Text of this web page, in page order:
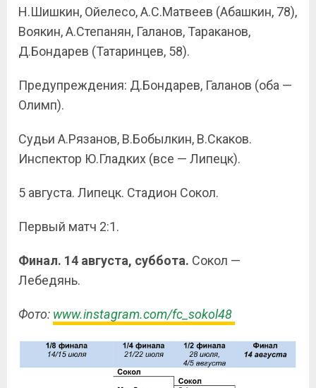
Н.Шишкин, Ойелесо, А.С.Матвеев (Абашкин, 78),
Воякин, А.Степанян, Галанов, Тараканов,
Д.Бондарев (Татаринцев, 58).
Предупреждения: Д.Бондарев, Галанов (оба —
Олимп).
Судьи А.Рязанов, В.Бобылкин, В.Скаков.
Инспектор Ю.Гладких (все — Липецк).
5 августа. Липецк. Стадион Сокол.
Первый матч 2:1.
Финал. 14 августа, суббота. Сокол —
Лебедянь.
Фото: www.instagram.com/fc_sokol48